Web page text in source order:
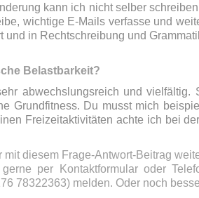
kann ich nicht selber
wichtige E-Mails verfasse und
und in Rechtschreibung und
Belastbarkeit?
abwechslungsreich und
Grundfitness. Du musst mich
Freizeitaktivitäten achte ich bei
mit diesem Frage-Antwort-Beitrag
per Kontaktformular oder
78322363) melden. Oder noch